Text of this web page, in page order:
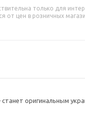
только для
от цен в розничных
оригинальным